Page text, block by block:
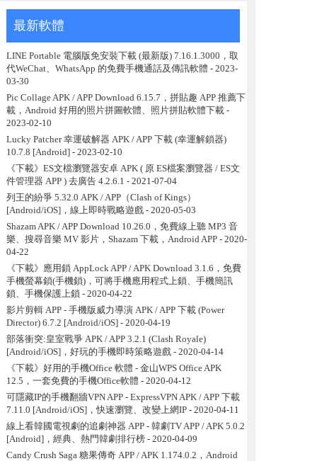
最新軟體
LINE Portable 電腦版免安裝下載 (最新版) 7.16.1.3000，取
代WeChat、WhatsApp 的免費手機通話及傳訊軟體 - 2023-
03-30
Pic Collage APK / APP Download 6.15.7，拼貼趣 APP 推薦下
載，Android 好用的照片拼圖軟體、照片拼貼軟體下載-
2023-02-10
Lucky Patcher 幸運破解器 APK / APP 下載 (幸運解鎖器)
10.7.8 [Android] - 2023-02-10
《下載》ES文檔瀏覽器安卓 APK ( 原 ES檔案瀏覽器 / ES文
件管理器 APP ) 去廣告 4.2.6.1 - 2021-07-04
列王的紛爭 5.32.0 APK / APP（Clash of Kings）
[Android/iOS]，線上即時戰略遊戲- 2020-05-03
Shazam APK / APP Download 10.26.0，免費線上聽 MP3 音
樂、搜尋音樂 MV 影片，Shazam 下載，Android APP- 2020-
04-22
《下載》應用鎖 AppLock APP / APK Download 3.1.6，免費
手機螢幕鎖(手機鎖)，可將手機應用程式上鎖、手機簡訊
鎖、手機保護上鎖 - 2020-04-22
影片剪輯 APP - 手機版威力導演 APK / APP 下載 (Power
Director) 6.7.2 [Android/iOS]- 2020-04-19
部落衝突:皇室戰爭 APK / APP 3.2.1 (Clash Royale)
[Android/iOS]，好玩的手機即時策略遊戲- 2020-04-14
《下載》好用的手機Office 軟體 - 金山WPS Office APK
12.5，一套免費的手機Office軟體 - 2020-04-12
可隱藏IP的手機翻牆VPN APP - ExpressVPN APK / APP 下載
7.11.0 [Android/iOS]，快速瀏覽、改變上網IP- 2020-04-11
線上看韓國電視劇的追劇神器 APP - 韓劇TV APP / APK 5.0.2
[Android]，經典、熱門韓劇排行榜- 2020-04-09
Candy Crush Saga 糖果傳奇 APP / APK 1.174.0.2，Android